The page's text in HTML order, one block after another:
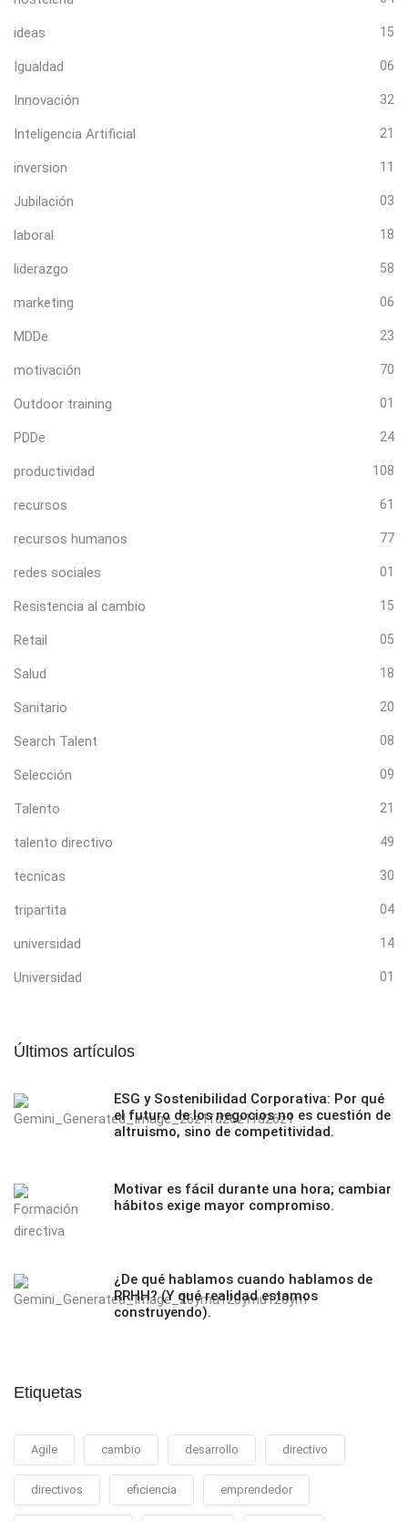
ideas 15
Igualdad 06
Innovación 32
Inteligencia Artificial 21
inversion 11
Jubilación 03
laboral 18
liderazgo 58
marketing 06
MDDe 23
motivación 70
Outdoor training 01
PDDe 24
productividad 108
recursos 61
recursos humanos 77
redes sociales 01
Resistencia al cambio 15
Retail 05
Salud 18
Sanitario 20
Search Talent 08
Selección 09
Talento 21
talento directivo 49
tecnicas 30
tripartita 04
universidad 14
Universidad 01
Últimos artículos
ESG y Sostenibilidad Corporativa: Por qué
el futuro de los negocios no es cuestión de
altruismo, sino de competitividad.
Motivar es fácil durante una hora; cambiar
hábitos exige mayor compromiso.
¿De qué hablamos cuando hablamos de
RRHH? (Y qué realidad estamos
construyendo).
Etiquetas
Agile cambio desarrollo directivo
directivos eficiencia emprendedor